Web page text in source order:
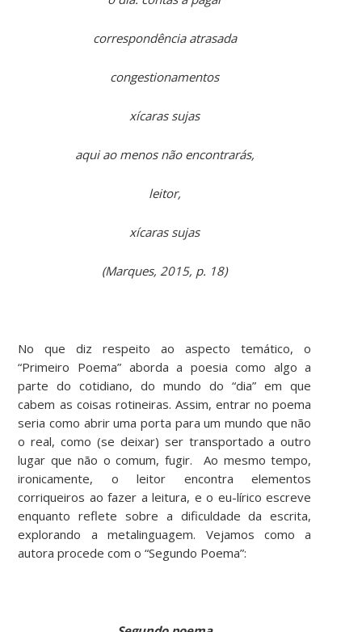
correspondência atrasada
congestionamentos
xícaras sujas
aqui ao menos não encontrarás,
leitor,
xícaras sujas
(Marques, 2015, p. 18)
No que diz respeito ao aspecto temático, o
“Primeiro Poema” aborda a poesia como algo a
parte do cotidiano, do mundo do “dia” em que
cabem as coisas rotineiras. Assim, entrar no poema
seria como abrir uma porta para um mundo que não
o real, como (se deixar) ser transportado a outro
lugar que não o comum, fugir. Ao mesmo tempo,
ironicamente, o leitor encontra elementos
corriqueiros ao fazer a leitura, e o eu-lírico escreve
enquanto reflete sobre a dificuldade da escrita,
explorando a metalinguagem. Vejamos como a
autora procede com o “Segundo Poema”: